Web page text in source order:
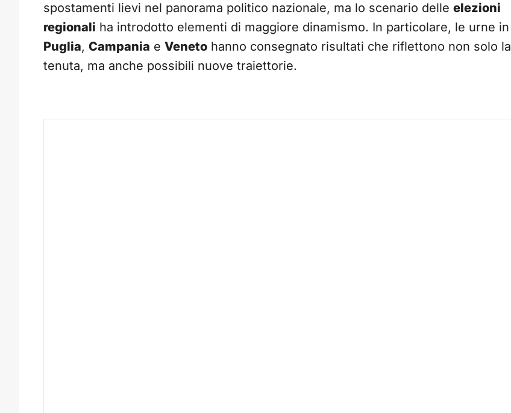
spostamenti lievi nel panorama politico nazionale, ma lo scenario delle elezioni
regionali ha introdotto elementi di maggiore dinamismo. In particolare, le urne in
Puglia, Campania e Veneto hanno consegnato risultati che riflettono non solo la
tenuta, ma anche possibili nuove traiettorie.